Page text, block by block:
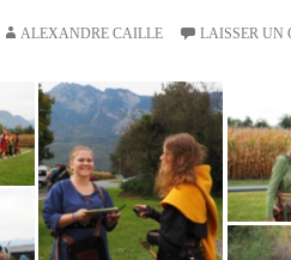
ALEXANDRE CAILLE LAISSER UN